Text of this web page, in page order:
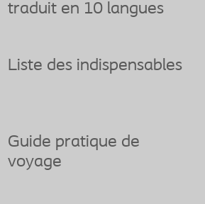
traduit en 10 langues
Liste des indispensables
Guide pratique de
voyage